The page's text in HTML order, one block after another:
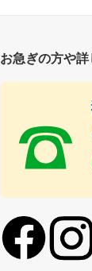
お急ぎの方や